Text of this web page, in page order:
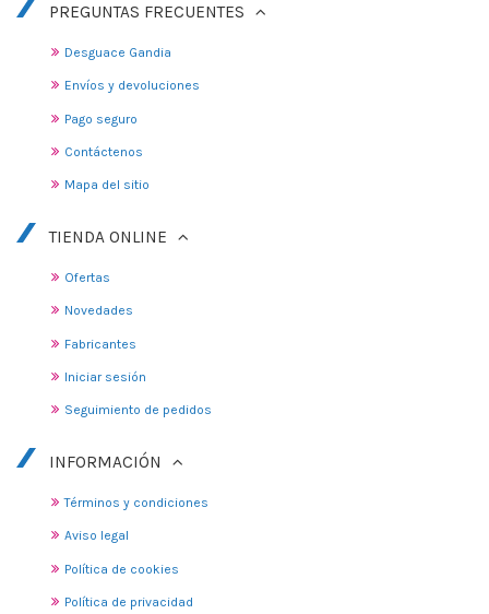
PREGUNTAS FRECUENTES
Desguace Gandia
Envíos y devoluciones
Pago seguro
Contáctenos
Mapa del sitio
TIENDA ONLINE
Ofertas
Novedades
Fabricantes
Iniciar sesión
Seguimiento de pedidos
INFORMACIÓN
Términos y condiciones
Aviso legal
Política de cookies
Política de privacidad